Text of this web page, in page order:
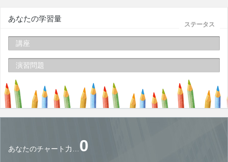
ステータス
あなたの学習量
講座
演習問題
あなたのチャート力…0